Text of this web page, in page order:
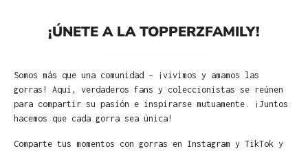
¡ÚNETE A LA TOPPERZFAMILY!
Somos más que una comunidad – ¡vivimos y amamos las
gorras! Aquí, verdaderos fans y coleccionistas se reúnen
para compartir su pasión e inspirarse mutuamente. ¡Juntos
hacemos que cada gorra sea única!
Comparte tus momentos con gorras en Instagram y TikTok y